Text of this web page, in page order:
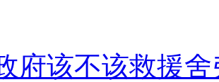
府该不该救援舍